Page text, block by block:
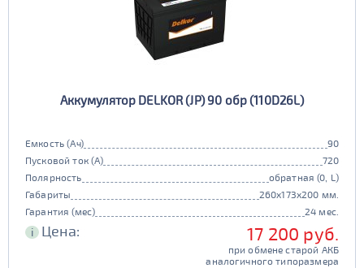
Аккумулятор DELKOR (JP) 90 обр (110D26L)
Емкость (Ач)
90
Пусковой ток (А)
720
Полярность
обратная (0, L)
Габариты
260x173x200 мм.
Гарантия (мес)
24 мес.
i Цена: 17 200 руб.
при обмене старой АКБ
аналогичного типоразмера